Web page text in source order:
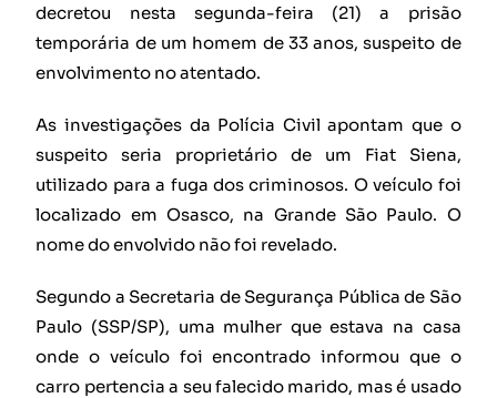
decretou nesta segunda-feira (21) a prisão
temporária de um homem de 33 anos, suspeito de
envolvimento no atentado.
As investigações da Polícia Civil apontam que o
suspeito seria proprietário de um Fiat Siena,
utilizado para a fuga dos criminosos. O veículo foi
localizado em Osasco, na Grande São Paulo. O
nome do envolvido não foi revelado.
Segundo a Secretaria de Segurança Pública de São
Paulo (SSP/SP), uma mulher que estava na casa
onde o veículo foi encontrado informou que o
carro pertencia a seu falecido marido, mas é usado